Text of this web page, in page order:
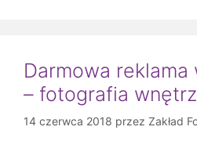
Darmowa reklama
– fotografia
14 czerwca 2018 przez Zakład